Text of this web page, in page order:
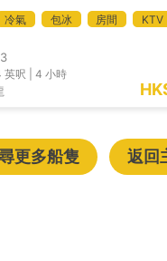
冷氣 包冰 房間
KTV
英呎 |4 小時
更多船隻 返回